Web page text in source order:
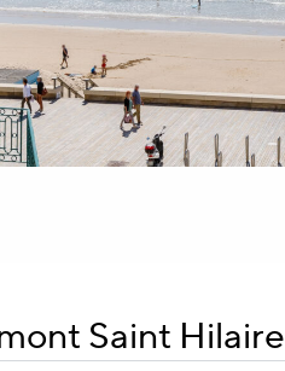
Saint Hilaire